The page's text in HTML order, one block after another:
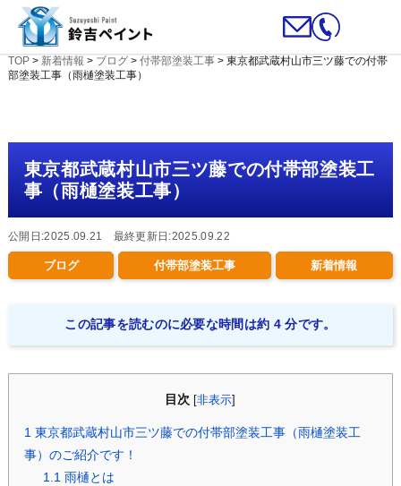
TOP> 新着情報 > ブログ> 付帯部塗装工事> 東京都武蔵村山市三ツ藤での付帯
部塗装工事（雨樋塗装工事）
東京都武蔵村山市三ツ藤での付帯部塗装工
事（雨樋塗装工事）
公開日:2025.09.21 最終更新日:2025.09.22
ブログ 付帯部塗装工事 新着情報
この記事を読むのに必要な時間は約 4 分です。
目次 [非表示
1 東京都武蔵村山市三ツ藤での付帯部塗装工事（雨樋塗装工
事）のご紹介です！
1.1 雨樋とは